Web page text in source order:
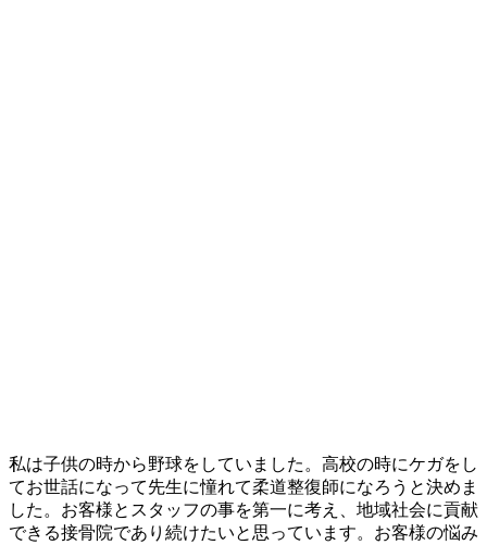
私は子供の時から野球をしていました。高校の時にケガをし
てお世話になって先生に憧れて柔道整復師になろうと決めま
した。お客様とスタッフの事を第一に考え、地域社会に貢献
できる接骨院であり続けたいと思っています。お客様の悩み